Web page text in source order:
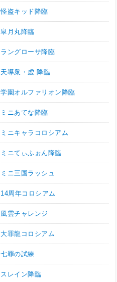
怪盗キッド降臨
皐月丸降臨
ラングローサ降臨
天導衆・虚 降臨
学園オルファリオン降臨
ミニあてな降臨
ミニキャラコロシアム
ミニてぃふぉん降臨
ミニ三国ラッシュ
14周年コロシアム
風雲チャレンジ
大罪龍コロシアム
七罪の試練
スレイン降臨